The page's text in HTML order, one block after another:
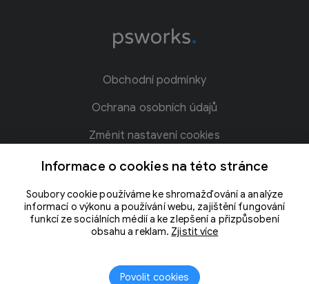
Informace o cookies na této stránce
Soubory cookie používáme ke shromažďování a analýze
informací o výkonu a používání webu, zajištění fungování
funkcí ze sociálních médií a ke zlepšení a přizpůsobení
obsahu a reklam. Zjistit více
Povolit cookies
Obchodní podmínky
Ochrana osobních údajů
Změnit nastavení cookies
Blog
Kontakt
Slovníček pojmů